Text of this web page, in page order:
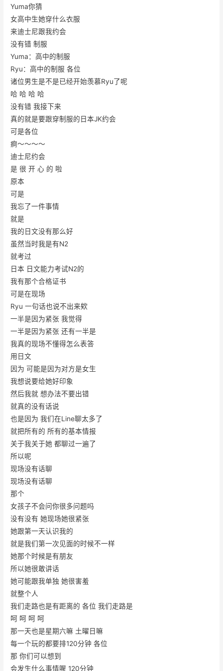
Yuma你猜
女高中生她穿什么衣服
来迪士尼跟我约会
没有错 制服
Yuma：高中的制服
Ryu：高中的制服 各位
诸位男生是不是已经开始羡慕Ryu了呢
哈 哈 哈 哈
没有错 我接下来
真的就是要跟穿制服的日本JK约会
可是各位
痾～～～～
迪士尼约会
是 很 开 心 的 啦
原本
可是
我忘了一件事情
就是
我的日文没有那么好
虽然当时我是有N2
就考过
日本 日文能力考试N2的
我有那个合格证书
可是在现场
Ryu 一句话也说不出来欸
一半是因为紧张 我觉得
一半是因为紧张 还有一半是
我真的现场不懂得怎么表答
用日文
因为 可能是因为对方是女生
我想说要给她好印象
然后我就 想办法不要出错
就真的没有话说
也是因为 我们在Line聊太多了
就把所有的 所有的基本情报
关于我关于她 都聊过一遍了
所以呢
现场没有话聊
现场没有话聊
那个
女孩子不会问你很多问题吗
没有没有 她现场她很紧张
她跟第一天认识我的
就是我们第一次见面的时候不一样
她那个时候是有朋友
所以她很敢讲话
她可能跟我单独 她很害羞
就整个人
我们走路也是有距离的 各位 我们走路是
呵 呵 呵 呵
那一天也是星期六嘛 土曜日嘛
每一个玩的都要排120分钟 各位
那 你们可以想到
会发生什么事情喔 120分钟